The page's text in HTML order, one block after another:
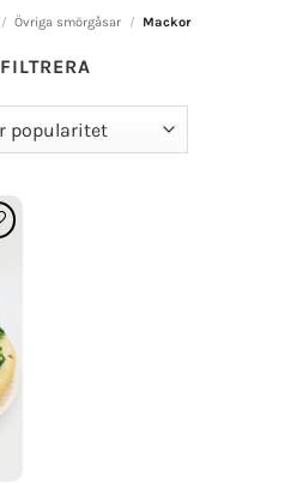
/ Övriga smörgåsar / Mackor
FILTRERA